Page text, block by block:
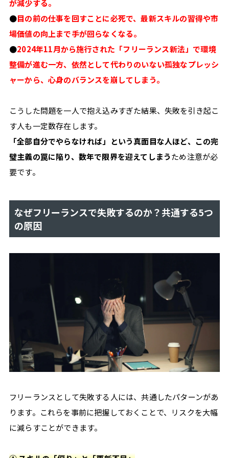
イ
ル
#
資
#
効
税
金
#
ラ
ア
ン
ト
術
案
件
獲
得
手
続
き
#
集
が減少する。
●目の前の仕事を回すことに必死で、最新スキルの習得や市
場価値の向上まで手が回らなくなる。
●2024年11月から施行された「フリーランス新法」で環境
整備が進む一方、依然として代わりのいない孤独なプレッシ
ャーから、心身のバランスを崩してしまう。
こうした問題を一人で抱え込みすぎた結果、失敗を引き起こ
す人も一定数存在します。
「全部自分でやらなければ」という真面目な人ほど、この完
璧主義の罠に陥り、数年で限界を迎えてしまうため注意が必
要です。
なぜフリーランスで失敗するのか？共通する5つ
の原因
フリーランスとして失敗する人には、共通したパターンがあ
ります。これらを事前に把握しておくことで、リスクを大幅
に減らすことができます。